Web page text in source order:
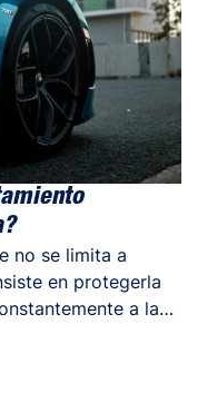
no se limita a
en protegerla
a las
UV y a los